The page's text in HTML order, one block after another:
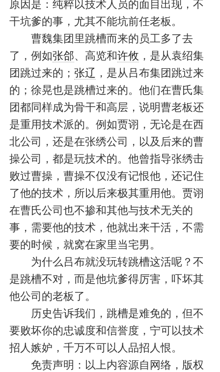
原因是：纯粹以技术人员的面目出现，不
干坑爹的事，尤其不能坑前任老板。
曹魏集团里跳槽而来的员工多了去
了，例如张郃、高览和许攸 ，是从袁绍集
团跳过来的； 张辽 ，是从吕布集团跳过来
的；徐晃也是跳槽过来的。他们在曹氏集
团都同样成为骨干和高层，说明曹老板还
是重用技术派的。例如贾诩，无论是在西
北公司，还是在张绣公司，以及后来的曹
操公司，都是玩技术的。他曾指导张绣击
败过曹操，曹操不仅没有记恨他，还记住
了他的技术，所以后来极其重用他。贾诩
在曹氏公司也不掺和其他与技术无关的
事，需要他的技术，他就出来干活，不需
要的时候，就窝在家里当宅男。
为什么吕布就没玩转跳槽这活呢？不
是跳槽不对，而是他坑爹得厉害，吓坏其
他公司的老板了。
历史告诉我们，跳槽是难免的，但不
要败坏你的忠诚度和信誉度，宁可以技术
招人嫉妒，千万不可以人品招人恨。
免责声明：以上内容源自网络，版权